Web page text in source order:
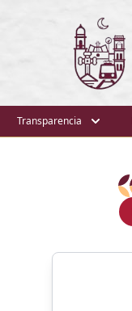
Transparencia